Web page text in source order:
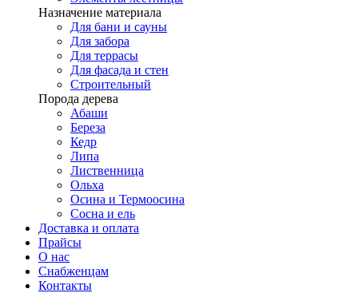
Назначение материала
Для бани и сауны
Для забора
Для террасы
Для фасада и стен
Строительный
Порода дерева
Абаши
Береза
Кедр
Липа
Лиственница
Ольха
Осина и Термоосина
Сосна и ель
Доставка и оплата
Прайсы
О нас
Снабженцам
Контакты